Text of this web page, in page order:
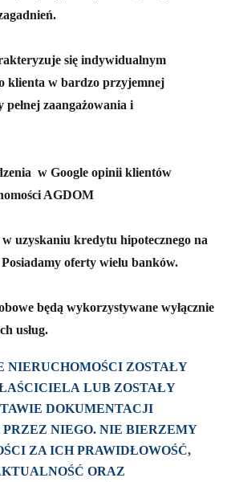
się indywidualnym
klienta w bardzo przyjemnej
pełnej zaangażowania i
w Google opinii klientów
AGDOM
w uzyskaniu kredytu hipotecznego na
oferty wielu banków.
będą wykorzystywane wyłącznie
usług.
NIERUCHOMOŚCI ZOSTAŁY
LUB ZOSTAŁY
DOKUMENTACJI
PRZEZ NIEGO. NIE BIERZEMY
ZA ICH PRAWIDŁOWOŚĆ,
ORAZ